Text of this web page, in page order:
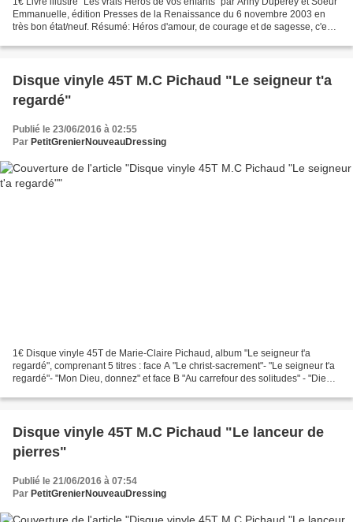
Emmanuelle, édition Presses de la Renaissance du 6 novembre 2003 en
très bon état/neuf. Résumé: Héros d'amour, de courage et de sagesse, c'est
Disque vinyle 45T M.C Pichaud "Le seigneur t'a
regardé"
Publié le 23/06/2016 à 02:55
Par PetitGrenierNouveauDressing
1€ Disque vinyle 45T de Marie-Claire Pichaud, album "Le seigneur t'a
regardé", comprenant 5 titres : face A "Le christ-sacrement"- "Le seigneur t'a
regardé"- "Mon Dieu, donnez" et face B "Au carrefour des solitudes" - "Dieu
Disque vinyle 45T M.C Pichaud "Le lanceur de
pierres"
Publié le 21/06/2016 à 07:54
Par PetitGrenierNouveauDressing